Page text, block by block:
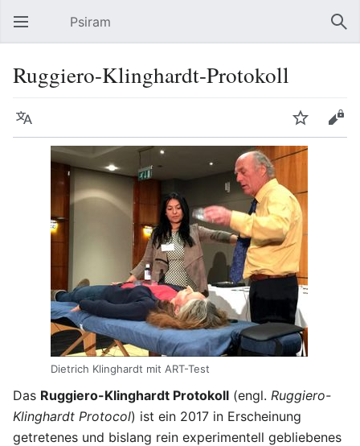
Hauptmenü öffnen Psiram
Ruggiero-Klinghardt-Protokoll
Sprache Beobachten Bearbeiten
Dietrich Klinghardt mit ART-Test
Das Ruggiero-Klinghardt Protokoll (engl. Ruggiero-
Klinghardt Protocol) ist ein 2017 in Erscheinung
getretenes und bislang rein experimentell gebliebenes